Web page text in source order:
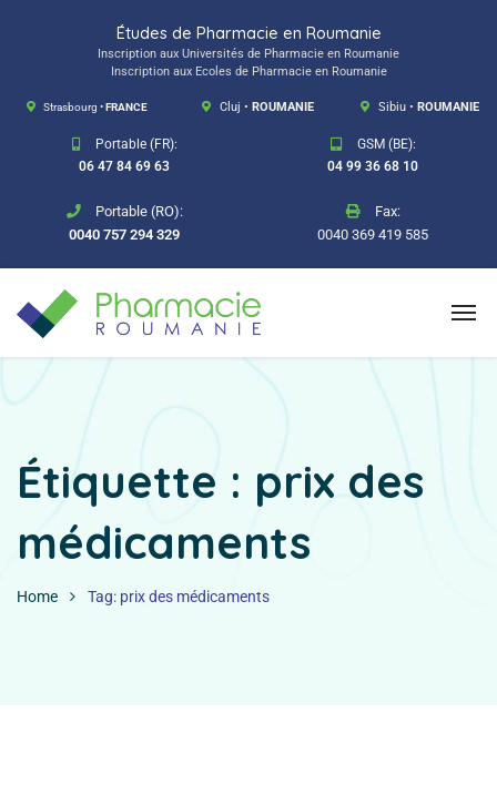
Études de Pharmacie en Roumanie
Inscription aux Universités de Pharmacie en Roumanie
Inscription aux Ecoles de Pharmacie en Roumanie
Strasbourg •FRANCE Cluj •ROUMANIE Sibiu •ROUMANIE
Portable (FR):
06 47 84 69 63
GSM (BE):
04 99 36 68 10
Portable (RO):
0040 757 294 329
Fax:
0040 369 419 585
Étiquette : prix des
médicaments
Home Tag: prix des médicaments